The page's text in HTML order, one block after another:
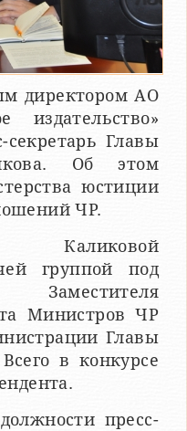
директором АО
издательство»
Главы
Об этом
юстиции
ЧР.
Каликовой
группой под
Министров ЧР
Главы
в конкурсе
пресс-